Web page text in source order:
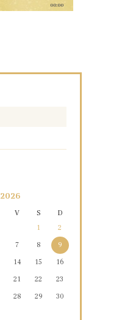
00:00
2026
V S
D
1
2
7 8
9
14 15
16
21 22
23
28 29
30